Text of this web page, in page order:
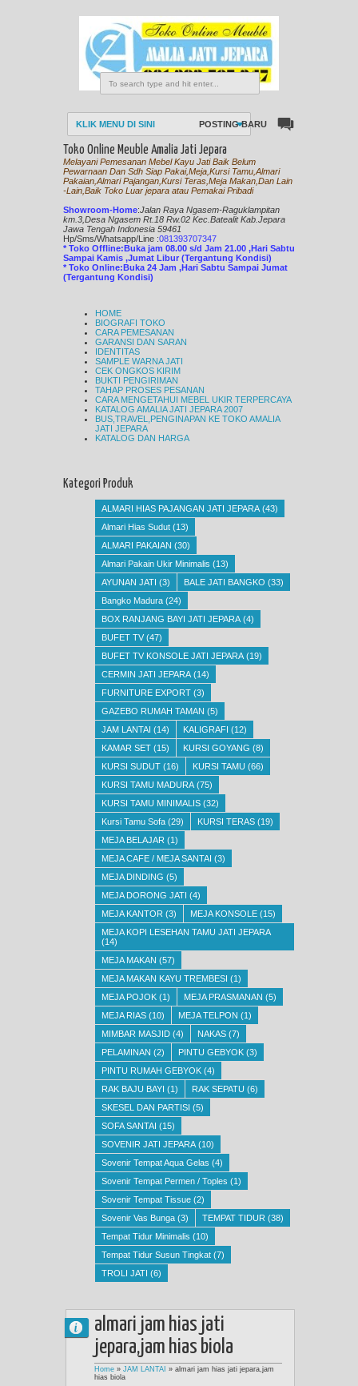
KLIK MENU DI SINI POSTING BARU
Toko Online Meuble Amalia Jati Jepara
Melayani Pemesanan Mebel Kayu Jati Baik Belum
Pewarnaan Dan Sdh Siap Pakai,Meja,Kursi Tamu,Almari
Pakaian,Almari Pajangan,Kursi Teras,Meja Makan,Dan Lain
-Lain,Baik Toko Luar jepara atau Pemakai Pribadi
Showroom-Home:Jalan Raya Ngasem-Raguklampitan
km.3,Desa Ngasem Rt.18 Rw.02 Kec.Batealit Kab.Jepara
Jawa Tengah Indonesia 59461
Hp/Sms/Whatsapp/Line :081393707347
* Toko Offline:Buka jam 08.00 s/d Jam 21.00 ,Hari Sabtu
Sampai Kamis ,Jumat Libur (Tergantung Kondisi)
* Toko Online:Buka 24 Jam ,Hari Sabtu Sampai Jumat
(Tergantung Kondisi)
HOME
BIOGRAFI TOKO
CARA PEMESANAN
GARANSI DAN SARAN
IDENTITAS
SAMPLE WARNA JATI
CEK ONGKOS KIRIM
BUKTI PENGIRIMAN
TAHAP PROSES PESANAN
CARA MENGETAHUI MEBEL UKIR TERPERCAYA
KATALOG AMALIA JATI JEPARA 2007
BUS,TRAVEL,PENGINAPAN KE TOKO AMALIA
JATI JEPARA
KATALOG DAN HARGA
Kategori Produk
ALMARI HIAS PAJANGAN JATI JEPARA (43)
Almari Hias Sudut (13)
ALMARI PAKAIAN (30)
Almari Pakain Ukir Minimalis (13)
AYUNAN JATI (3) BALE JATI BANGKO (33)
Bangko Madura (24)
BOX RANJANG BAYI JATI JEPARA (4)
BUFET TV (47)
BUFET TV KONSOLE JATI JEPARA (19)
CERMIN JATI JEPARA (14)
FURNITURE EXPORT (3)
GAZEBO RUMAH TAMAN (5)
JAM LANTAI (14) KALIGRAFI (12)
KAMAR SET (15) KURSI GOYANG (8)
KURSI SUDUT (16) KURSI TAMU (66)
KURSI TAMU MADURA (75)
KURSI TAMU MINIMALIS (32)
Kursi Tamu Sofa (29) KURSI TERAS (19)
MEJA BELAJAR (1)
MEJA CAFE / MEJA SANTAI (3)
MEJA DINDING (5)
MEJA DORONG JATI (4)
MEJA KANTOR (3) MEJA KONSOLE (15)
MEJA KOPI LESEHAN TAMU JATI JEPARA
(14)
MEJA MAKAN (57)
MEJA MAKAN KAYU TREMBESI (1)
MEJA POJOK (1) MEJA PRASMANAN (5)
MEJA RIAS (10) MEJA TELPON (1)
MIMBAR MASJID (4) NAKAS (7)
PELAMINAN (2) PINTU GEBYOK (3)
PINTU RUMAH GEBYOK (4)
RAK BAJU BAYI (1) RAK SEPATU (6)
SKESEL DAN PARTISI (5)
SOFA SANTAI (15)
SOVENIR JATI JEPARA (10)
Sovenir Tempat Aqua Gelas (4)
Sovenir Tempat Permen / Toples (1)
Sovenir Tempat Tissue (2)
Sovenir Vas Bunga (3) TEMPAT TIDUR (38)
Tempat Tidur Minimalis (10)
Tempat Tidur Susun Tingkat (7)
TROLI JATI (6)
almari jam hias jati
jepara,jam hias biola
Home » JAM LANTAI » almari jam hias jati jepara,jam
hias biola